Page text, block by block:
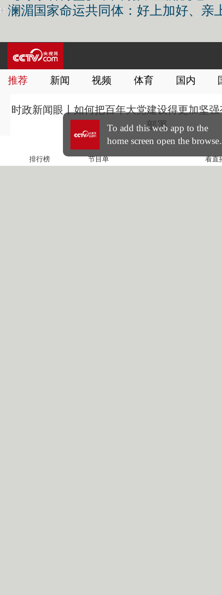
澜湄国家命运共同体：好上加好、亲